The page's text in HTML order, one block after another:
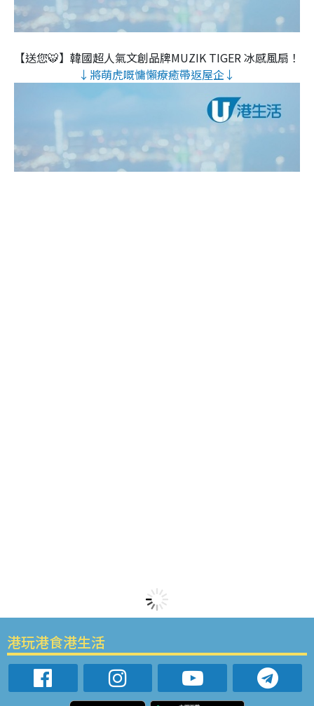
【送您🐯】韓國超人氣文創品牌MUZIK TIGER 冰感風扇！
↓將萌虎嘅慵懶療癒帶返屋企↓
港玩港食港生活